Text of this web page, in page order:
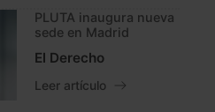
PLUTA inaugura nueva
sede en Madrid
El Derecho
Leer artículo